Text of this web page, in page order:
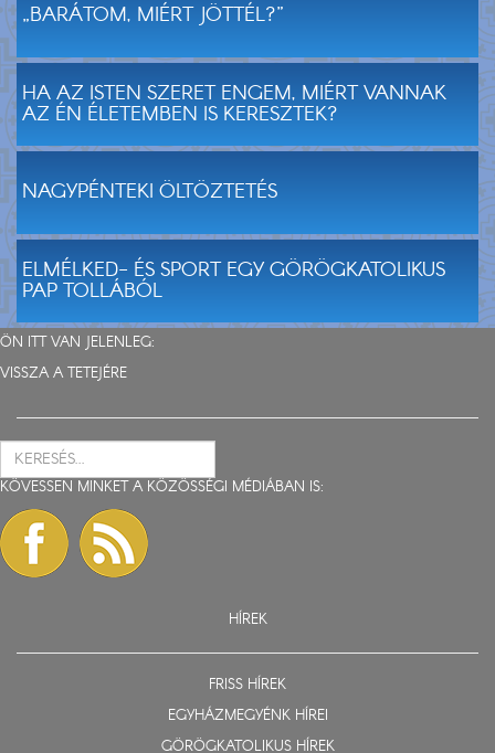
„BARÁTOM, MIÉRT JÖTTÉL?”
HA AZ ISTEN SZERET ENGEM, MIÉRT VANNAK
AZ ÉN ÉLETEMBEN IS KERESZTEK?
NAGYPÉNTEKI ÖLTÖZTETÉS
ELMÉLKED- ÉS SPORT EGY GÖRÖGKATOLIKUS
PAP TOLLÁBÓL
ÖN ITT VAN JELENLEG:
VISSZA A TETEJÉRE
KÖVESSEN MINKET A KÖZÖSSÉGI MÉDIÁBAN IS:
HÍREK
FRISS HÍREK
EGYHÁZMEGYÉNK HÍREI
GÖRÖGKATOLIKUS HÍREK